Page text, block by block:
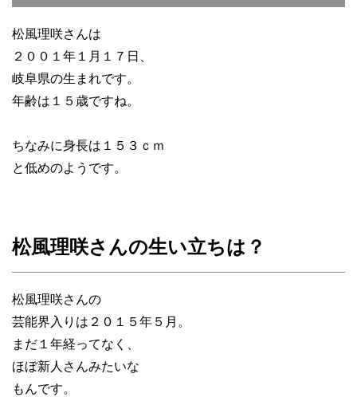
松風理咲さんは
２００１年１月１７日、
岐阜県の生まれです。
年齢は１５歳ですね。
ちなみに身長は１５３ｃｍ
と低めのようです。
松風理咲さんの生い立ちは？
松風理咲さんの
芸能界入りは２０１５年５月。
まだ１年経ってなく、
ほぼ新人さんみたいな
もんです。